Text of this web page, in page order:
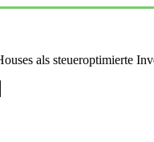
als steueroptimierte